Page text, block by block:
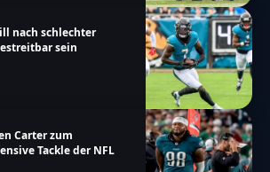
nach schlechter
sein
Carter zum
Tackle der NFL